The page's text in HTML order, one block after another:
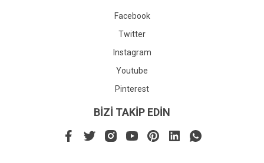
Facebook
Twitter
Instagram
Youtube
Pinterest
BİZİ TAKİP EDİN